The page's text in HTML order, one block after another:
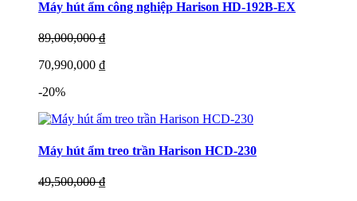
Máy hút ẩm công nghiệp Harison HD-192B-EX
89,000,000 ₫
70,990,000 ₫
-20%
Máy hút ẩm treo trần Harison HCD-230
49,500,000 ₫